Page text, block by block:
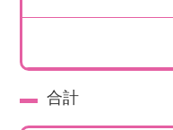
合計